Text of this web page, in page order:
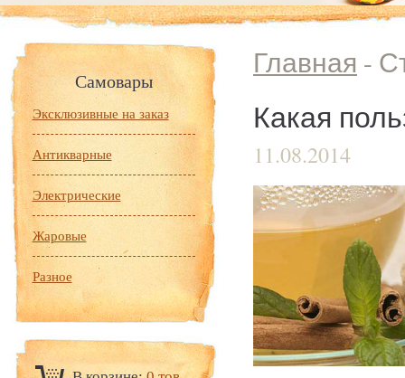
Самовары
Эксклюзивные на заказ
Антикварные
Электрические
Жаровые
Разное
Главная -
Какая
11.08.2014